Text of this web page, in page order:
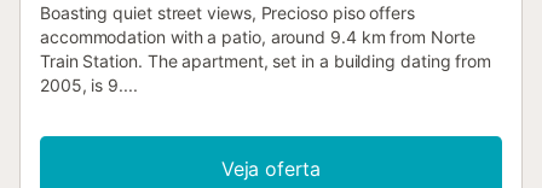
Boasting quiet street views, Precioso piso offers
accommodation with a patio, around 9.4 km from Norte
Train Station. The apartment, set in a building dating from
2005, is 9....
Veja oferta